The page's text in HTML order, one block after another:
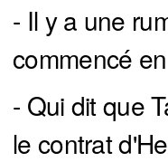
- Il y a une
commencé
- Qui dit que
le contrat